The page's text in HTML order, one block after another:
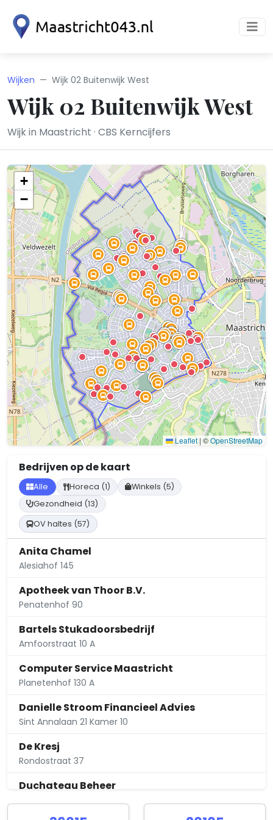
Wijken Wijk 02 Buitenwijk West
Wijk 02 Buitenwijk West
Wijk in Maastricht · CBS Kerncijfers
+
−
Leaflet | ©OpenStreetMap
Bedrijven op de kaart
Alle Horeca (1)
Winkels (5)
Gezondheid (13)
OV haltes (57)
Anita Chamel
Alesiahof 145
Apotheek van Thoor B.V.
Penatenhof 90
Bartels Stukadoorsbedrijf
Amfoorstraat 10 A
Computer Service Maastricht
Planetenhof 130 A
Danielle Stroom Financieel Advies
Sint Annalaan 21 Kamer 10
De Kresj
Rondostraat 37
Duchateau Beheer